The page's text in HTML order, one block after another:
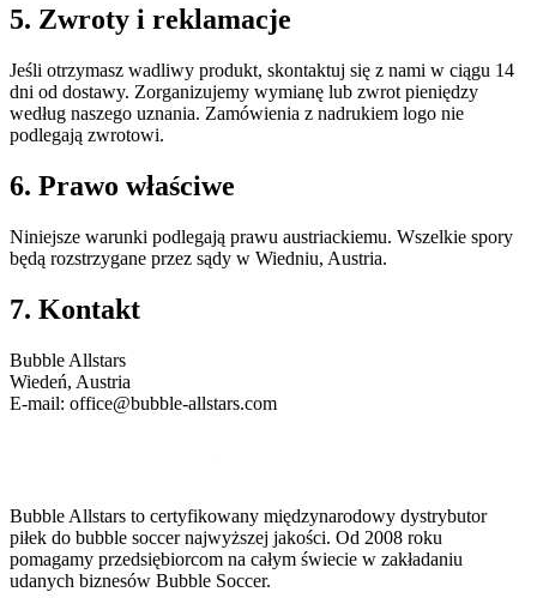
5. Zwroty i reklamacje
Jeśli otrzymasz wadliwy produkt, skontaktuj się z nami w ciągu 14
dni od dostawy. Zorganizujemy wymianę lub zwrot pieniędzy
według naszego uznania. Zamówienia z nadrukiem logo nie
podlegają zwrotowi.
6. Prawo właściwe
Niniejsze warunki podlegają prawu austriackiemu. Wszelkie spory
będą rozstrzygane przez sądy w Wiedniu, Austria.
7. Kontakt
Bubble Allstars
Wiedeń, Austria
E-mail: office@bubble-allstars.com
Bubble Allstars to certyfikowany międzynarodowy dystrybutor
piłek do bubble soccer najwyższej jakości. Od 2008 roku
pomagamy przedsiębiorcom na całym świecie w zakładaniu
udanych biznesów Bubble Soccer.